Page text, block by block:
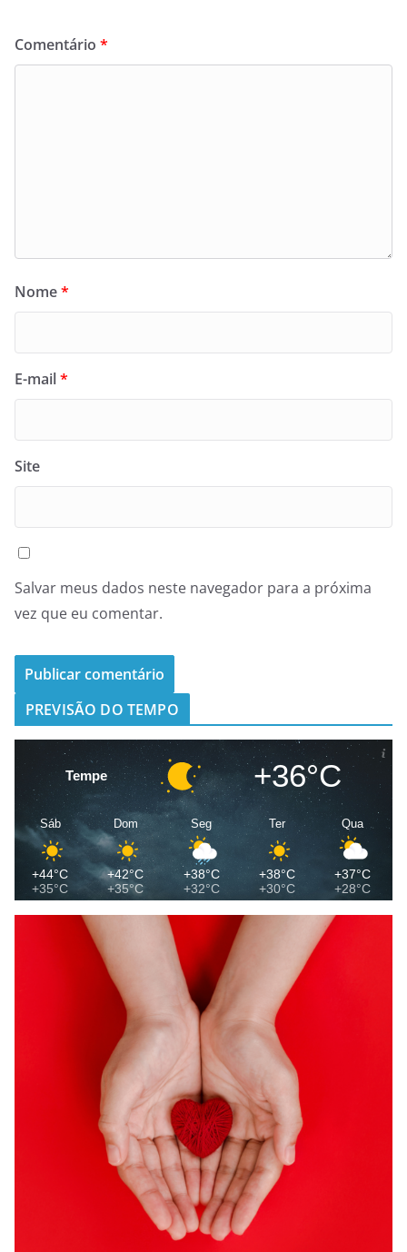
Comentário *
Nome*
E-mail*
Site
Salvar meus dados neste navegador para a próxima
vez que eu comentar.
PREVISÃO DO TEMPO
Tempe +36°C
Sáb
+44°C
+35°C
Dom
+42°C
+35°C
Seg
+38°C
+32°C
Ter
+38°C
+30°C
Qua
+37°C
+28°C